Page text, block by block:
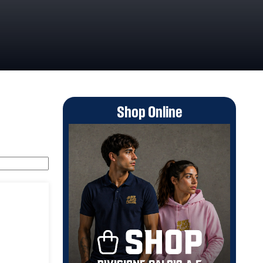
Shop Online